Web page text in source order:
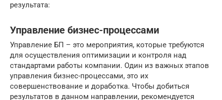
результата:
Управление бизнес-процессами
Управление БП – это мероприятия, которые требуются
для осуществления оптимизации и контроля над
стандартами работы компании. Один из важных этапов
управления бизнес-процессами, это их
совершенствование и доработка. Чтобы добиться
результатов в данном направлении, рекомендуется